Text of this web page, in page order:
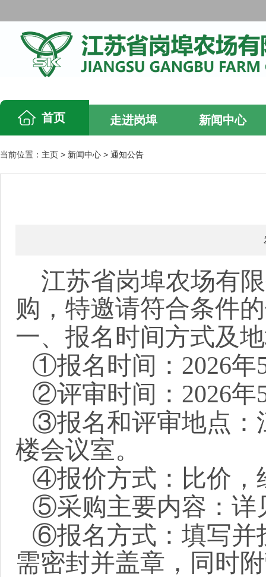
首页 走进岗埠 新闻中心
当前位置： 主页 > 新闻中心 > 通知公告
江苏省岗埠农场有
购，特邀请符合条件
一、报名时间方式及
①报名时间：2026年
②评审时间：2026年
③报名和评审地点：
楼会议室。
④报价方式：比价，
⑤采购主要内容：详
⑥报名方式： 填写并
需密封并盖章，同时